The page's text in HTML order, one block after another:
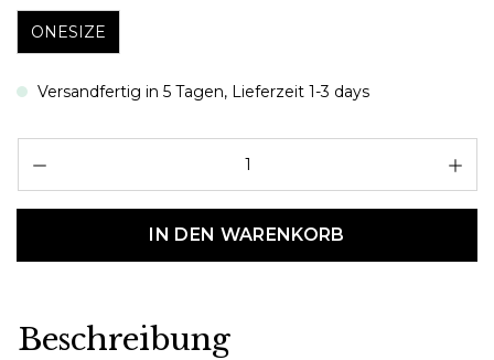
ONESIZE
Versandfertig in 5 Tagen, Lieferzeit 1-3 days
IN DEN WARENKORB
Beschreibung